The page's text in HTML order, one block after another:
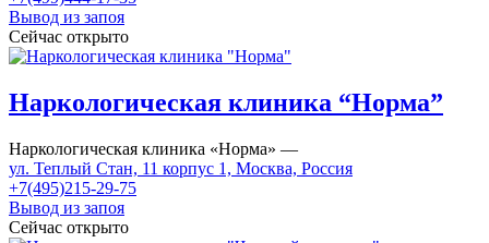
Вывод из запоя
Сейчас открыто
Наркологическая клиника “Норма”
Наркологическая клиника «Норма» —
ул. Теплый Стан, 11 корпус 1, Москва, Россия
+7(495)215-29-75
Вывод из запоя
Сейчас открыто